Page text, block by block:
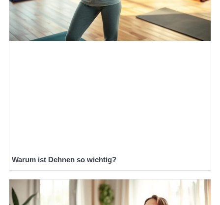
Warum ist Dehnen so wichtig?